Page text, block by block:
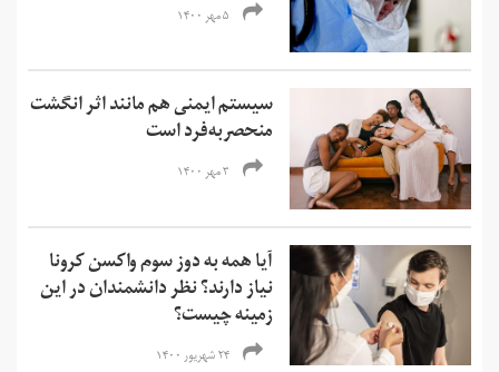
۵ مهر ۱۴۰۰
سیستم ایمنی هم مانند اثر انگشت
منحصربه‌فرد است
۳ مهر ۱۴۰۰
آیا همه به دوز سوم واکسن کرونا
نیاز دارند؟ نظر دانشمندان در این
زمینه چیست؟
۲۴ شهریور ۱۴۰۰